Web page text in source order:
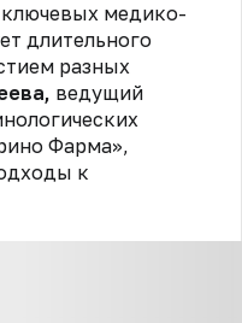
медико-
длительного
разных
, ведущий
Фарма»,
к